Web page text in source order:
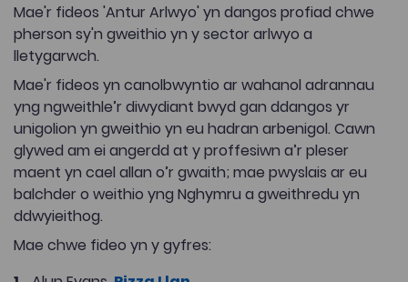
Mae'r fideos 'Antur Arlwyo' yn dangos profiad chwe
pherson sy'n gweithio yn y sector arlwyo a
lletygarwch.
Mae'r fideos yn canolbwyntio ar wahanol adrannau
yng ngweithle’r diwydiant bwyd gan ddangos yr
unigolion yn gweithio yn eu hadran arbenigol. Cawn
glywed am ei angerdd at y proffesiwn a’r pleser
maent yn cael allan o’r gwaith; mae pwyslais ar eu
balchder o weithio yng Nghymru a gweithredu yn
ddwyieithog.
Mae chwe fideo yn y gyfres: